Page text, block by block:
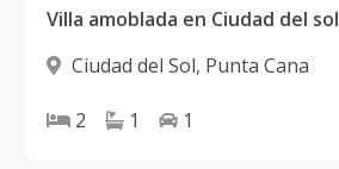
Villa amoblada en Ciudad del sol
Ciudad del Sol, Punta Cana
2 1 1